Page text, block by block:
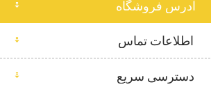
آدرس فروشگاه
اطلاعات تماس
دسترسی سریع